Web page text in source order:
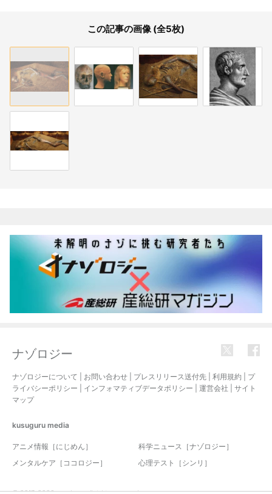
この記事の画像 (全5枚)
ナゾロジー
ナゾロジーについて お問い合わせ プレスリリース送付先 利用規約
プ
ライバシーポリシー
インフォマティブデータポリシー 運営会社
サイト
マップ
kusuguru media
アニメ情報［にじめん］
科学ニュース［ナゾロジー］
メンタルケア［ココロジー］
心理テスト［シンリ］